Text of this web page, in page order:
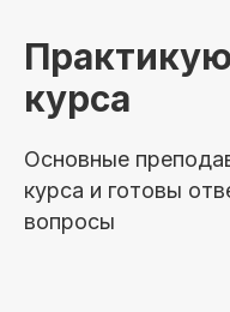
курса
Основные
курса и готовы
вопросы